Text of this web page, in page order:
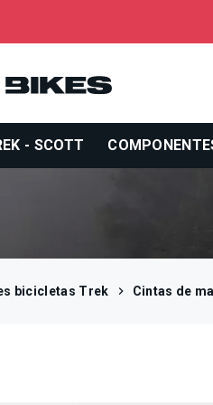
- SCOTT
bicicletas Trek chevron_right Cintas de